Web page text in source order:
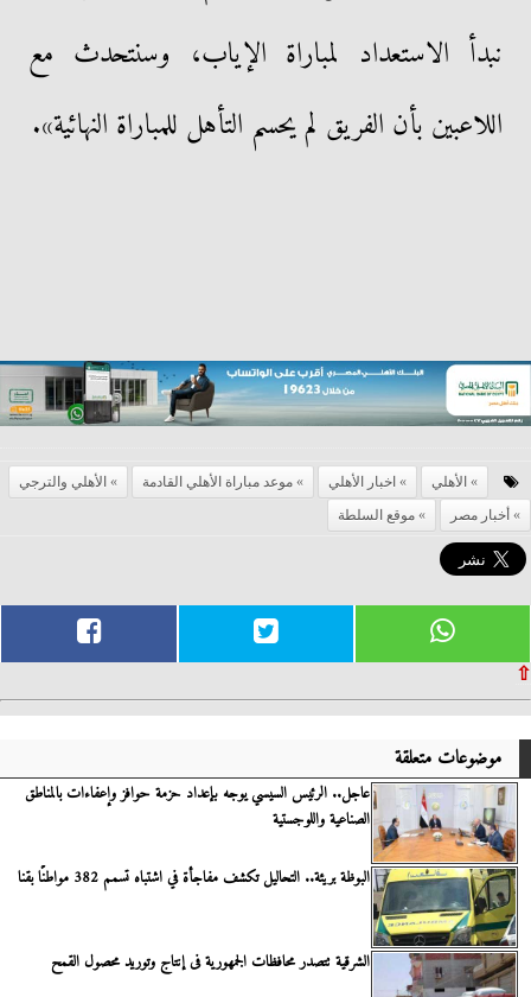
نبدأ الاستعداد لمباراة الإياب، وسنتحدث مع
اللاعبين بأن الفريق لم يحسم التأهل للمباراة النهائية».
الأهلي اخبار الأهلي موعد مباراة الأهلي القادمة
الأهلي والترجي
أخبار مصر
موقع السلطة
⇧
موضوعات متعلقة
عاجل.. الرئيس السيسي يوجه بإعداد حزمة حوافز وإعفاءات بالمناطق
الصناعية واللوجستية
البوظة بريئة.. التحاليل تكشف مفاجأة في اشتباه تسمم 382 مواطنًا بقنا
الشرقية تتصدر محافظات الجمهورية فى إنتاج وتوريد محصول القمح